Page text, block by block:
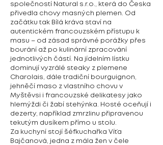
společností Natural s.r.o., která do Česka
přivedla chovy masných plemen. Od
začátku tak Bílá kráva staví na
autentickém francouzském přístupu k
masu – od zásad správné porážky přes
bourání až po kulinární zpracování
jednotlivých částí. Na jídelním lístku
dominují vyzrálé steaky z plemene
Charolais, dále tradiční bourguignon,
jehněčí maso z vlastního chovu v
Myštěvsi i francouzské delikatesy jako
hlemýždi či žabí stehýnka. Hosté oceňují i
dezerty, například zmrzlinu připravenou
tekutým dusíkem přímo u stolu.
Za kuchyní stojí šéfkuchařka Víťa
Bajčanová, jedna z mála žen v čele